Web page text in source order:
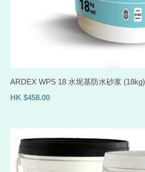
ARDEX WPS 18 水坭基防水砂浆 (18kg)
HK $458.00